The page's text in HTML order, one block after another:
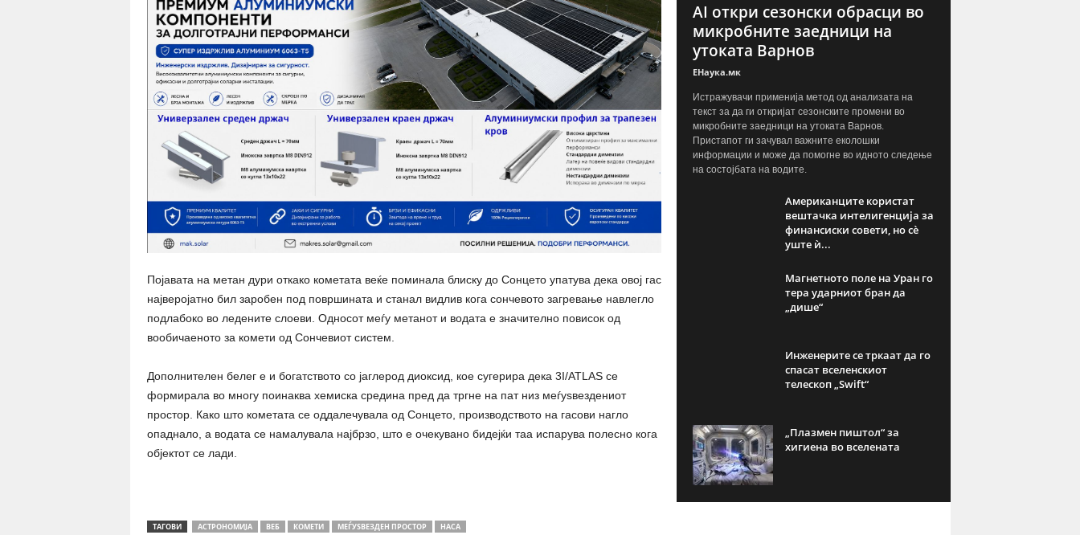
Појавата на метан дури откако кометата веќе поминала блиску до Сонцето упатува дека овој гас
најверојатно бил заробен под површината и станал видлив кога сончевото загревање навлегло
подлабоко во ледените слоеви. Односот меѓу метанот и водата е значително повисок од
вообичаеното за комети од Сончевиот систем.
Дополнителен белег е и богатството со јаглерод диоксид, кое сугерира дека 3I/ATLAS се
формирала во многу поинаква хемиска средина пред да тргне на пат низ меѓуѕвездениот
простор. Како што кометата се оддалечувала од Сонцето, производството на гасови нагло
опаднало, а водата се намалувала најбрзо, што е очекувано бидејќи таа испарува полесно кога
објектот се лади.
ТАГОВИ АСТРОНОМИЈА ВЕБ КОМЕТИ МЕЃУЅВЕЗДЕН ПРОСТОР НАСА
AI откри сезонски обрасци во
микробните заедници на
утоката Варнов
ЕНаука.мк
Истражувачи применија метод од анализата на
текст за да ги откријат сезонските промени во
микробните заедници на утоката Варнов.
Пристапот ги зачувал важните еколошки
информации и може да помогне во идното следење
на состојбата на водите.
Американците користат
вештачка интелигенција за
финансиски совети, но сè
уште ѝ...
Магнетното поле на Уран го
тера ударниот бран да
„дише“
Инженерите се тркаат да го
спасат вселенскиот
телескоп „Swift“
„Плазмен пиштол“ за
хигиена во вселената